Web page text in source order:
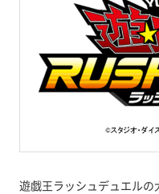
遊戯王ラッシュデュエルの